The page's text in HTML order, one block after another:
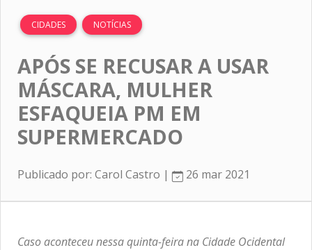
CIDADES NOTÍCIAS
APÓS SE RECUSAR A USAR
MÁSCARA, MULHER
ESFAQUEIA PM EM
SUPERMERCADO
Publicado por: Carol Castro | 26 mar 2021
Caso aconteceu nessa quinta-feira na Cidade Ocidental